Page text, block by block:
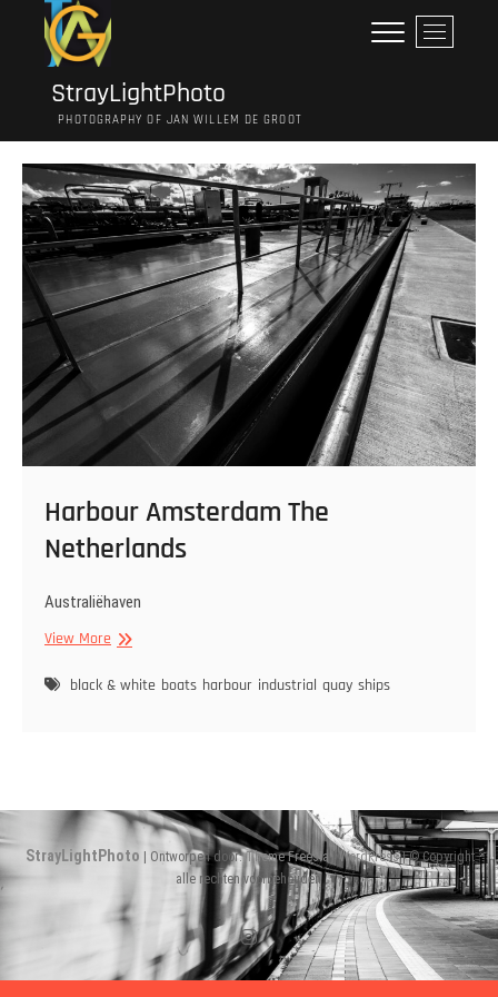
StrayLightPhoto
PHOTOGRAPHY OF JAN WILLEM DE GROOT
M
e
o
p
Harbour Amsterdam The
Netherlands
Australiëhaven
View MoreHarbour
The
black & white boats harbour industrial quay ships
StrayLightPhoto | Ontworpen door:Theme Freesia |WordPress| © Copyright
alle rechten voorbehouden
Instagram